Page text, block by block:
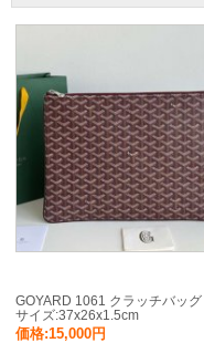
GOYARD 1061 クラッチバッグ
サイズ:37x26x1.5cm
価格:15,000円